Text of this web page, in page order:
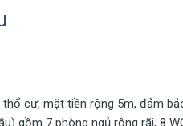
thổ cư, mặt tiền rộng 5m, đảm
gồm 7 phòng ngủ rộng rãi, 8